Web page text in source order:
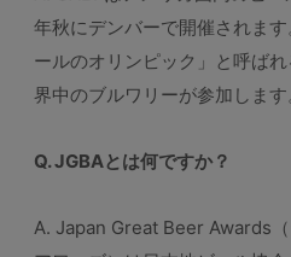
年秋にデンバーで開催されま
ールのオリンピック」と呼ば
界中のブルワリーが参加します
Q. JGBAとは何ですか？
A. Japan Great Beer Awards